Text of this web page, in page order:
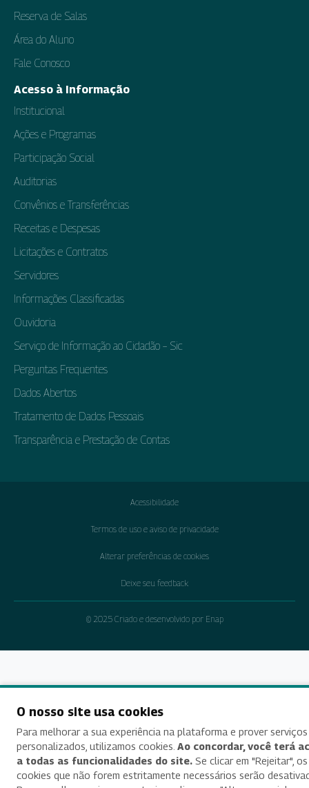
Reserva de Salas
Área do Aluno
Fale Conosco
Acesso à Informação
Institucional
Ações e Programas
Participação Social
Auditorias
Convênios e Transferências
Receitas e Despesas
Licitações e Contratos
Servidores
Informações Classificadas
Ouvidoria
Serviço de Informação ao Cidadão – Sic
Perguntas Frequentes
Dados Abertos
Tratamento de Dados Pessoais
Transparência e Prestação de Contas
Acessibilidade
Termos de uso e aviso de privacidade
Alterar preferências de cookies
Deixe seu feedback
© 2025 Criado e desenvolvido por Enap
O nosso site usa cookies
Para melhorar a sua experiência na plataforma e prover serviços
personalizados, utilizamos cookies. Ao concordar, você terá
a todas as funcionalidades do site. Se clicar em "Rejeitar", os
cookies que não forem estritamente necessários serão